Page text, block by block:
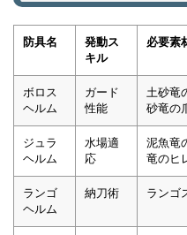
防具名
発動ス
キル
必要素
ボロス
ヘルム
ガード
性能
土砂竜
砂竜の
ジュラ
ヘルム
水場適
応
泥魚竜
竜のヒ
ランゴ
ヘルム
納刀術 ランゴ